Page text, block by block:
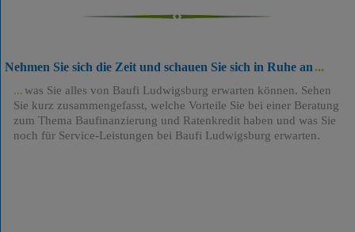
Nehmen Sie sich die Zeit und schauen Sie sich in Ruhe an
was Sie alles von Baufi Ludwigsburg erwarten können. Sehen
Sie kurz zusammengefasst, welche Vorteile Sie bei einer Beratung
zum Thema Baufinanzierung und Ratenkredit haben und was Sie
noch für Service-Leistungen bei Baufi Ludwigsburg erwarten.